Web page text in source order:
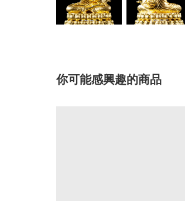
你可能感興趣的商品